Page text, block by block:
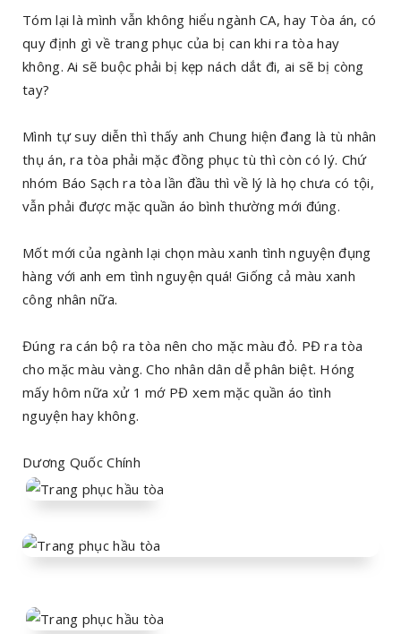
Tóm lại là mình vẫn không hiểu ngành CA, hay Tòa án, có
quy định gì về trang phục của bị can khi ra tòa hay
không. Ai sẽ buộc phải bị kẹp nách dắt đi, ai sẽ bị còng
tay?
Mình tự suy diễn thì thấy anh Chung hiện đang là tù nhân
thụ án, ra tòa phải mặc đồng phục tù thì còn có lý. Chứ
nhóm Báo Sạch ra tòa lần đầu thì về lý là họ chưa có tội,
vẫn phải được mặc quần áo bình thường mới đúng.
Mốt mới của ngành lại chọn màu xanh tình nguyện đụng
hàng với anh em tình nguyện quá! Giống cả màu xanh
công nhân nữa.
Đúng ra cán bộ ra tòa nên cho mặc màu đỏ. PĐ ra tòa
cho mặc màu vàng. Cho nhân dân dễ phân biệt. Hóng
mấy hôm nữa xử 1 mớ PĐ xem mặc quần áo tình
nguyện hay không.
Dương Quốc Chính